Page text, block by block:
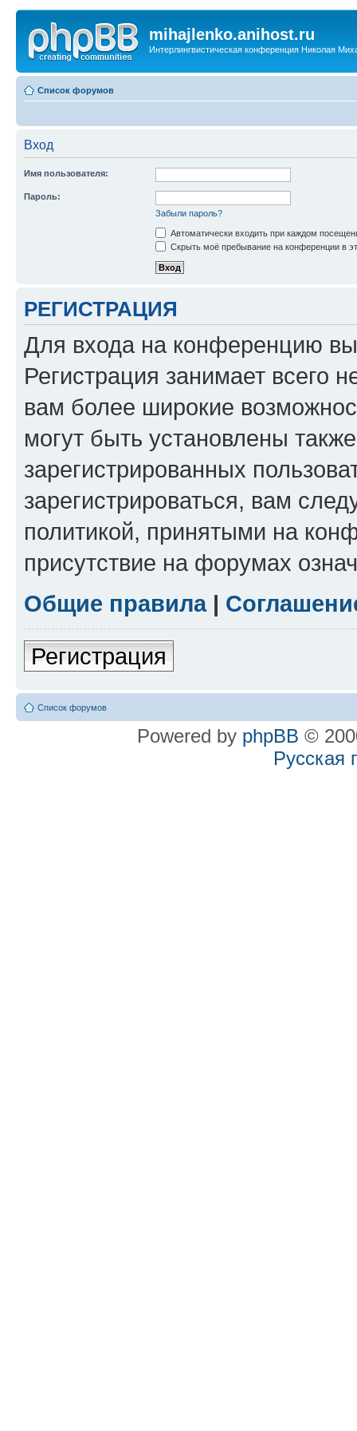
mihajlenko.anihost.ru
Интерлингвистическая конференция Николая
Список форумов
Вход
Имя пользователя:
Пароль:
Забыли пароль?
Автоматически входить при каждом
Скрыть моё пребывание на конференции в
РЕГИСТРАЦИЯ
Для входа на конференцию
Регистрация занимает всего
вам более широкие
могут быть установлены
зарегистрированных
зарегистрироваться, вам
политикой, принятыми на
присутствие на форумах
Общие правила|
Регистрация
Список форумов
Powered by phpBB ©
Русская